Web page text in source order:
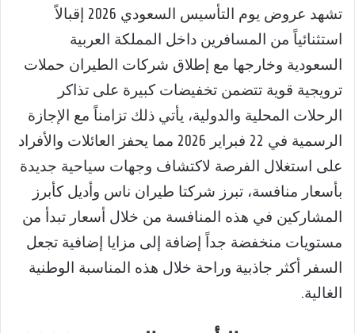
تشهد عروض يوم التأسيس السعودي 2026 إقبالاً
استثنائياً من المسافرين داخل المملكة العربية
السعودية وخارجها مع إطلاق شركات الطيران حملات
ترويجية قوية تتضمن تخفيضات كبيرة على تذاكر
الرحلات المحلية والدولية، يأتي ذلك تزامناً مع الإجازة
الرسمية في 22 فبراير 2026 مما يحفز العائلات والأفراد
على استغلال الفرصة لاكتشاف وجهات سياحية جديدة
بأسعار منافسة، تبرز شركتا طيران ناس وأديل كأبرز
المشاركين في هذه المنافسة من خلال أسعار تبدأ من
مستويات منخفضة جداً إضافة إلى مزايا إضافية تجعل
السفر أكثر جاذبية وراحة خلال هذه المناسبة الوطنية
الغالية.